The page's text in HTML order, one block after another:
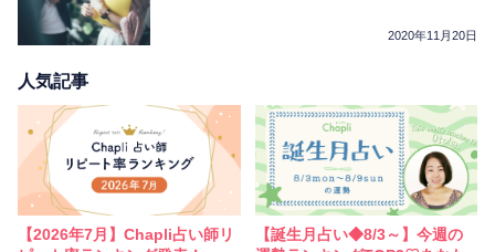
2020年11月20日
人気記事
【2026年7月】Chapli占い師リ
【誕生月占い◆8/3～】今週の